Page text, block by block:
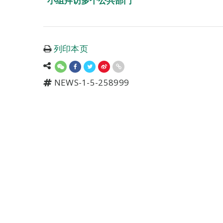
列印本页
NEWS-1-5-258999